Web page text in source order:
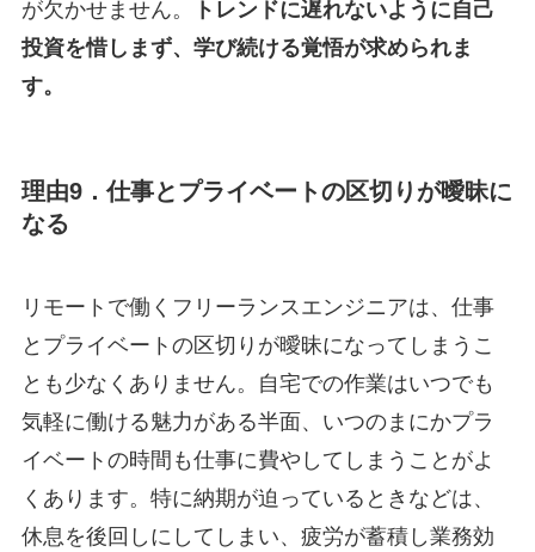
が欠かせません。
トレンドに遅れないように自己
投資を惜しまず、学び続ける覚悟が求められま
す。
理由9．仕事とプライベートの区切りが曖昧に
なる
リモートで働くフリーランスエンジニアは、仕事
とプライベートの区切りが曖昧になってしまうこ
とも少なくありません。自宅での作業はいつでも
気軽に働ける魅力がある半面、いつのまにかプラ
イベートの時間も仕事に費やしてしまうことがよ
くあります。特に納期が迫っているときなどは、
休息を後回しにしてしまい、疲労が蓄積し業務効